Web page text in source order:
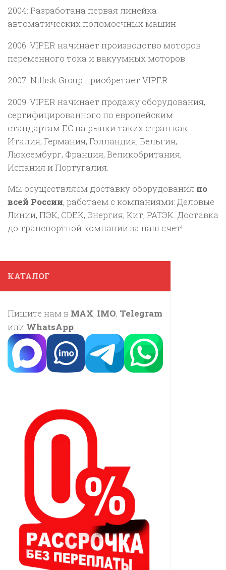
2004: Разработана первая линейка
автоматических поломоечных машин
2006: VIPER начинает производство моторов
переменного тока и вакуумных моторов
2007: Nilfisk Group приобретает VIPER
2009: VIPER начинает продажу оборудования,
сертифицированного по европейским
стандартам EC на рынки таких стран как
Италия, Германия, Голландия, Бельгия,
Люксембург, Франция, Великобритания,
Испания и Португалия.
Мы осуществляем доставку оборудования по
всей России, работаем с компаниями: Деловые
Линии, ПЭК, CDEK, Энергия, Кит, РАТЭК. Доставка
до транспортной компании за наш счет!
КАТАЛОГ
Пишите нам в MAX, IMO, Telegram
или WhatsApp: